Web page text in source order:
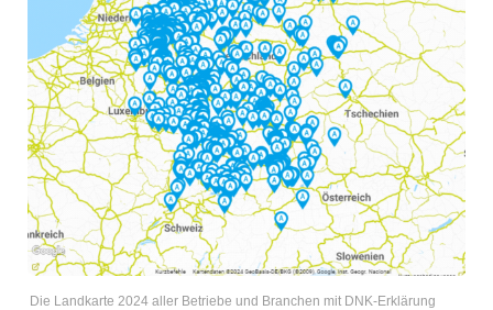
Die Landkarte 2024 aller Betriebe und Branchen mit DNK-Erklärung